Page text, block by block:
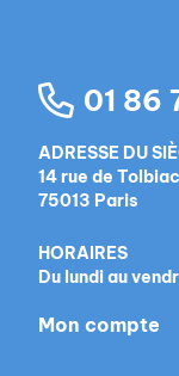
01 86
ADRESSE DU
14 rue de Tolbiac
75013 Paris
HORAIRES
Du lundi au
Mon compte